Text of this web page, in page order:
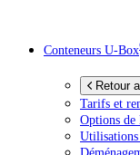
Conteneurs U-Box
Retour
Tarifs et
Options de
Utilisations